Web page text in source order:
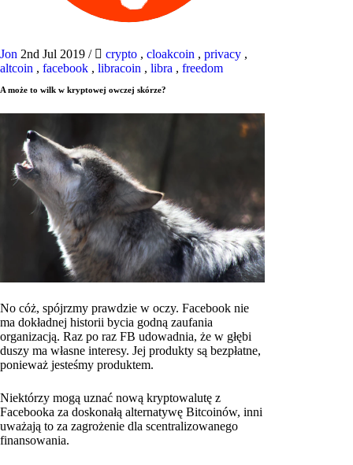
Jon 2nd Jul 2019 / crypto , cloakcoin , privacy ,
altcoin , facebook , libracoin , libra , freedom
A może to wilk w kryptowej owczej skórze?
No cóż, spójrzmy prawdzie w oczy. Facebook nie
ma dokładnej historii bycia godną zaufania
organizacją. Raz po raz FB udowadnia, że ​​w głębi
duszy ma własne interesy. Jej produkty są bezpłatne,
ponieważ jesteśmy produktem.
Niektórzy mogą uznać nową kryptowalutę z
Facebooka za doskonałą alternatywę Bitcoinów, inni
uważają to za zagrożenie dla scentralizowanego
finansowania.